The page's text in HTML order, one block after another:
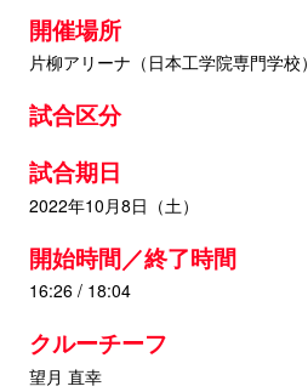
開催場所
片柳アリーナ（日本工学院専門学校）
試合区分
試合期日
2022年10月8日（土）
開始時間／終了時間
16:26 / 18:04
クルーチーフ
望月 直幸